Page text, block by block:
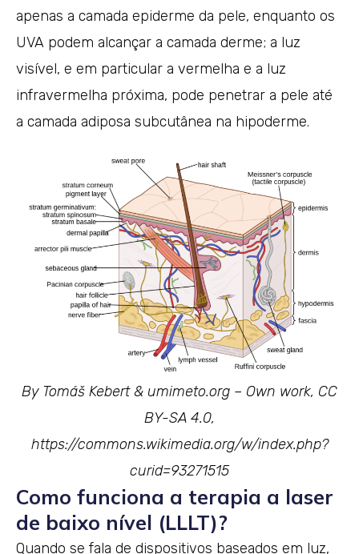
apenas a camada epiderme da pele, enquanto os
UVA podem alcançar a camada derme; a luz
visível, e em particular a vermelha e a luz
infravermelha próxima, pode penetrar a pele até
a camada adiposa subcutânea na hipoderme.
By Tomáš Kebert & umimeto.org – Own work, CC
BY-SA 4.0,
https://commons.wikimedia.org/w/index.php?
curid=93271515
Como funciona a terapia a laser
de baixo nível (LLLT)?
Quando se fala de dispositivos baseados em luz,